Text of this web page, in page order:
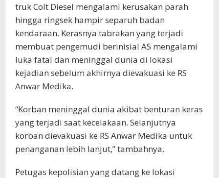
truk Colt Diesel mengalami kerusakan parah
hingga ringsek hampir separuh badan
kendaraan. Kerasnya tabrakan yang terjadi
membuat pengemudi berinisial AS mengalami
luka fatal dan meninggal dunia di lokasi
kejadian sebelum akhirnya dievakuasi ke RS
Anwar Medika.
“Korban meninggal dunia akibat benturan keras
yang terjadi saat kecelakaan. Selanjutnya
korban dievakuasi ke RS Anwar Medika untuk
penanganan lebih lanjut,” tambahnya.
Petugas kepolisian yang datang ke lokasi